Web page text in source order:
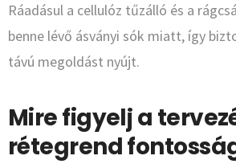
Ráadásul a cellulóz tűzálló és a
benne lévő ásványi sók miatt, így
távú megoldást nyújt.
Mire figyelj a
rétegrend